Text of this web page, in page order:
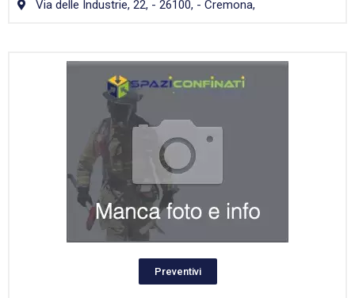
Via delle Industrie, 22, - 26100, - Cremona,
Preventivi